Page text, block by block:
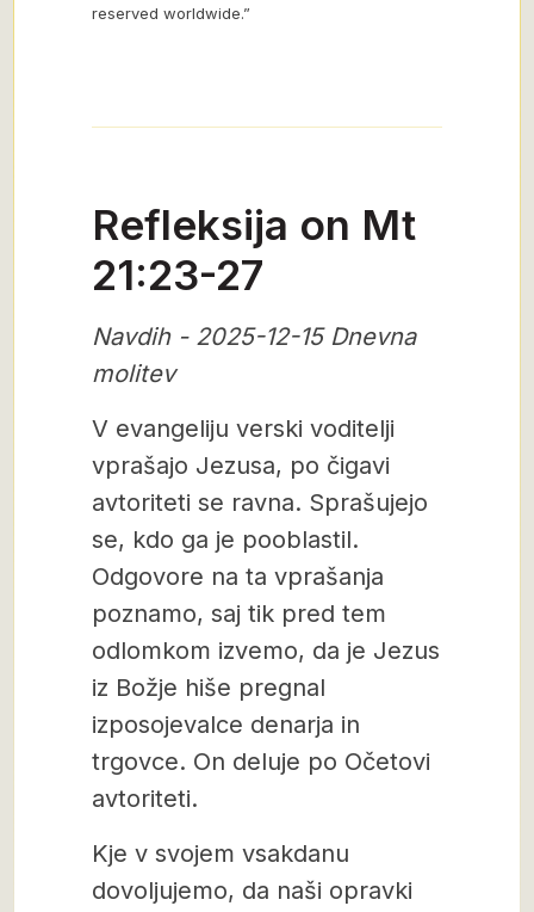
reserved worldwide.”
Refleksija on Mt
21:23-27
Navdih - 2025-12-15 Dnevna
molitev
V evangeliju verski voditelji
vprašajo Jezusa, po čigavi
avtoriteti se ravna. Sprašujejo
se, kdo ga je pooblastil.
Odgovore na ta vprašanja
poznamo, saj tik pred tem
odlomkom izvemo, da je Jezus
iz Božje hiše pregnal
izposojevalce denarja in
trgovce. On deluje po Očetovi
avtoriteti.
Kje v svojem vsakdanu
dovoljujemo, da naši opravki